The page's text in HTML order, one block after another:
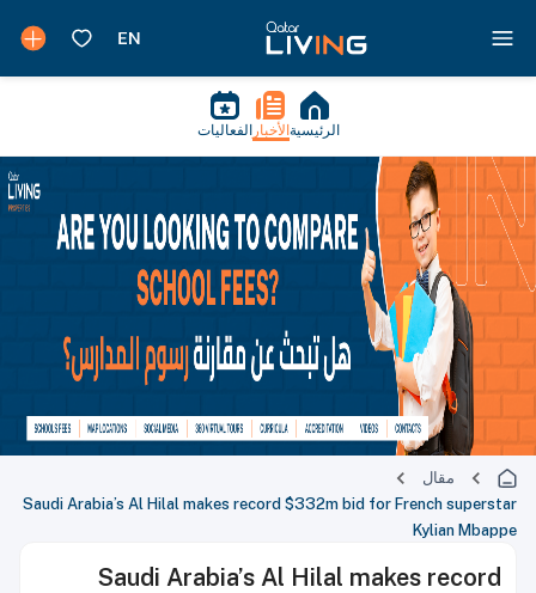
الرئيسية الأخبار الفعاليات
مقال
Saudi Arabia’s Al Hilal makes record $332m bid for French superstar
Kylian Mbappe
Saudi Arabia’s Al Hilal makes record